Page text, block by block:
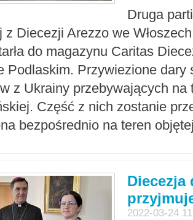
Druga
z Diecezji Arezzo we
do magazynu Caritas
Podlaskim. Przywiezione dary
z Ukrainy przebywających na
Część z nich zostanie
bezpośrednio na teren
Diecezja
2022-03-24